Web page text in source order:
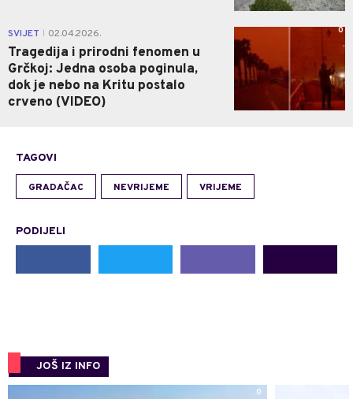
SVIJET 02.04.2026.
Tragedija i prirodni fenomen u
Grčkoj: Jedna osoba poginula,
dok je nebo na Kritu postalo
crveno (VIDEO)
0
TAGOVI
GRADAČAC NEVRIJEME VRIJEME
PODIJELI
JOŠ IZ INFO
0